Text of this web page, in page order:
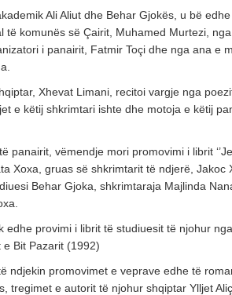
Ali Aliut dhe Behar Gjokës, u bë
të komunës së Çairit, Muhamed Murtezi,
i panairit, Fatmir Toçi dhe nga ana e
Xhevat Limani, recitoi vargje nga
e këtij shkrimtari ishte dhe motoja e këtij
panairit, vëmendje mori promovimi i librit
Xoxa, gruas së shkrimtarit të ndjerë, Jakoc
Behar Gjoka, shkrimtaraja Majlinda
edhe provimi i librit të studiuesit të njohur
e Bit Pazarit (1992)
ndjekin promovimet e veprave edhe të
tregimet e autorit të njohur shqiptar Ylljet